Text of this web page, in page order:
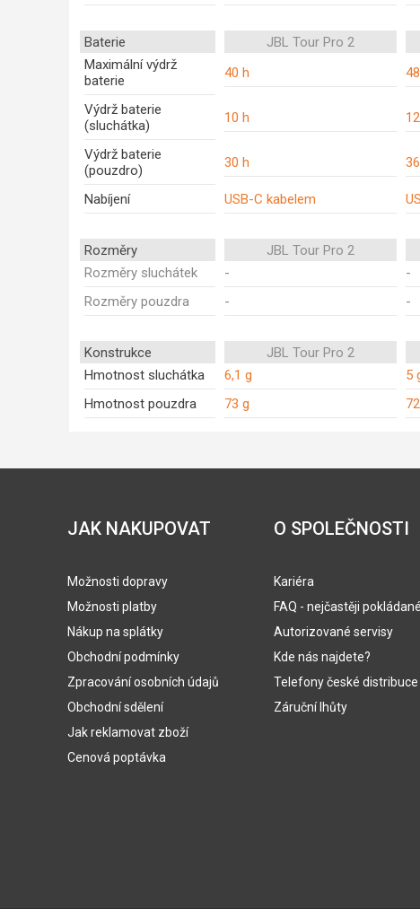
Baterie JBL Tour Pro 2
Maximální výdrž
baterie
40 h
Výdrž baterie
(sluchátka)
10 h
Výdrž baterie
(pouzdro)
30 h
Nabíjení USB-C kabelem
Rozměry JBL Tour Pro 2
Rozměry sluchátek
- -
Rozměry pouzdra
- -
Konstrukce JBL Tour Pro 2
Hmotnost sluchátka
6,1 g 5
Hmotnost pouzdra
73 g
JAK NAKUPOVAT
Možnosti dopravy
Možnosti platby
Nákup na splátky
Obchodní podmínky
Zpracování osobních údajů
Obchodní sdělení
Jak reklamovat zboží
Cenová poptávka
O SPOLEČNOSTI
Kariéra
FAQ - nejčastěji
Autorizované servisy
Kde nás najdete?
Telefony české distribuce
Záruční lhůty